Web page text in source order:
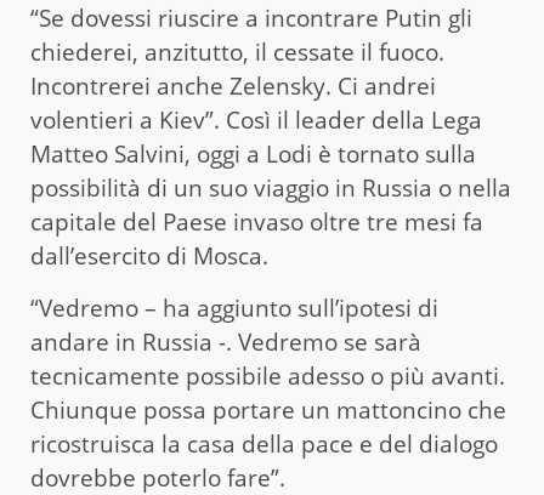
“Se dovessi riuscire a incontrare Putin gli
chiederei, anzitutto, il cessate il fuoco.
Incontrerei anche Zelensky. Ci andrei
volentieri a Kiev”. Così il leader della Lega
Matteo Salvini, oggi a Lodi è tornato sulla
possibilità di un suo viaggio in Russia o nella
capitale del Paese invaso oltre tre mesi fa
dall’esercito di Mosca.
“Vedremo – ha aggiunto sull’ipotesi di
andare in Russia -. Vedremo se sarà
tecnicamente possibile adesso o più avanti.
Chiunque possa portare un mattoncino che
ricostruisca la casa della pace e del dialogo
dovrebbe poterlo fare”.